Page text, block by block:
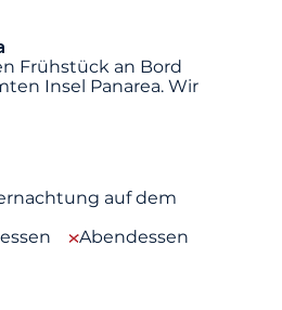
Frühstück an Bord
Insel Panarea. Wir
auf dem
Abendessen